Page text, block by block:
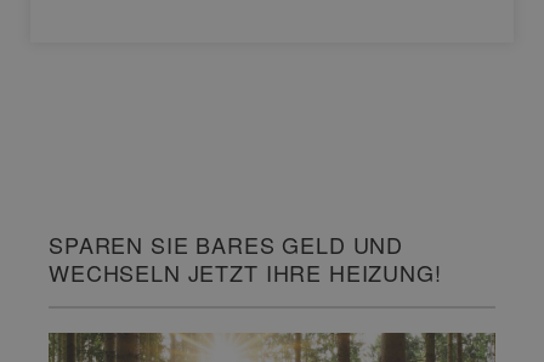
SPAREN SIE BARES GELD UND
WECHSELN JETZT IHRE HEIZUNG!